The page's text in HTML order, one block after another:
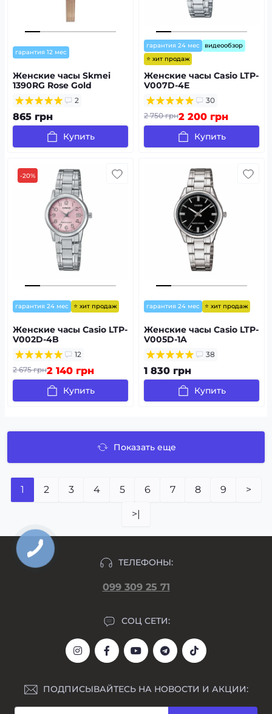
гарантия 12 мес
Женские часы Skmei
1390RG Rose Gold
2
865 грн
Купить
гарантия 24 мес
видеообзор
⭐ хит продаж
Женские часы Casio LTP-
V007D-4E
30
2 750 грн2 200 грн
Купить
-20%
гарантия 24 мес ⭐ хит продаж
Женские часы Casio LTP-
V002D-4B
12
2 675 грн2 140 грн
Купить
гарантия 24 мес ⭐ хит продаж
Женские часы Casio LTP-
V005D-1A
38
1 830 грн
Купить
Показать еще
1 2 3 4 5 6 7 8 9 >
>|
ТЕЛЕФОНЫ:
099 309 25 71
СОЦ СЕТИ:
ПОДПИСЫВАЙТЕСЬ НА НОВОСТИ И АКЦИИ: